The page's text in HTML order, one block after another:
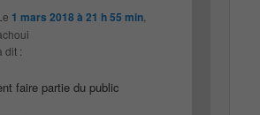
1 mars 2018 à 21 h 55 min
dit :
faire partie du public